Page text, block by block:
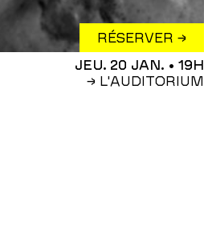
RÉSERVER →
JEU. 20 JAN. • 19H
→ L'AUDITORIUM